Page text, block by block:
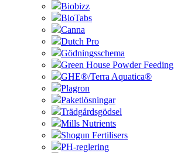
Biobizz
BioTabs
Canna
Dutch Pro
Gödningsschema
Green House Powder Feeding
GHE®/Terra Aquatica®
Plagron
Paketlösningar
Trädgårdsgödsel
Mills Nutrients
Shogun Fertilisers
PH-reglering